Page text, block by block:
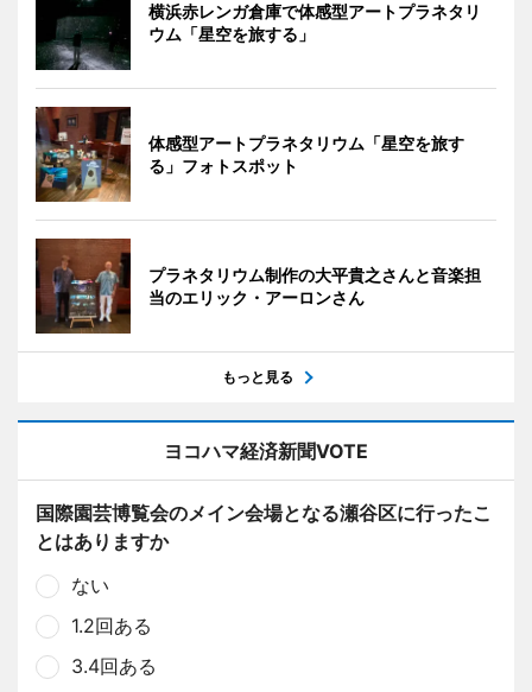
横浜赤レンガ倉庫で体感型アートプラネタリ
ウム「星空を旅する」
体感型アートプラネタリウム「星空を旅す
る」フォトスポット
プラネタリウム制作の大平貴之さんと音楽担
当のエリック・アーロンさん
もっと見る
ヨコハマ経済新聞VOTE
国際園芸博覧会のメイン会場となる瀬谷区に行ったこ
とはありますか
ない
1.2回ある
3.4回ある